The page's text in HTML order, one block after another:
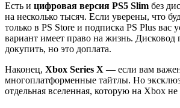
Есть и цифровая версия PS5 Slim без
на несколько тысяч. Если уверены, что
только в PS Store и подписка PS Plus вас
вариант имеет право на жизнь.
докупить, но это доплата.
Наконец, Xbox Series X — если вам
многоплатформенные тайтлы. Но
отдельная вселенная, которую на Xbox